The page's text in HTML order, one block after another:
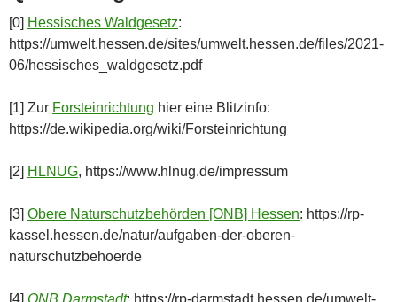
[0] Hessisches Waldgesetz:
https://umwelt.hessen.de/sites/umwelt.hessen.de/files/2021-
06/hessisches_waldgesetz.pdf
[1] Zur Forsteinrichtung hier eine Blitzinfo:
https://de.wikipedia.org/wiki/Forsteinrichtung
[2] HLNUG, https://www.hlnug.de/impressum
[3] Obere Naturschutzbehörden [ONB] Hessen: https://rp-
kassel.hessen.de/natur/aufgaben-der-oberen-
naturschutzbehoerde
[4] ONB Darmstadt: https://rp-darmstadt.hessen.de/umwelt-